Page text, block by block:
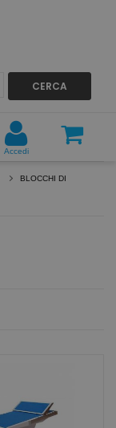
CERCA
Accedi
BLOCCHI DI